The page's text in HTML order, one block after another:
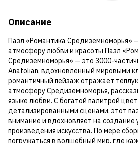
Описание
Пазл «Романтика Средиземноморья»
атмосферу любви и красоты Пазл
Средиземноморья» — это 3000-
Anatolian, вдохновлённый мировыми
романтичный пейзаж отражает
атмосферу Средиземноморья,
языке любви. С богатой палитрой
детализированными сценами, этот
внимание и вдохновляет на создание
произведения искусства. По мере
погружаться в волшебный мир, где